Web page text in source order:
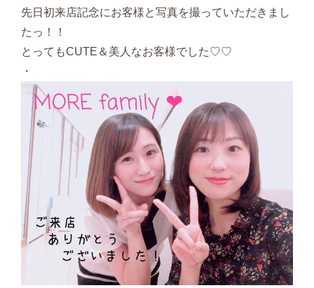
先日初来店記念にお客様と写真を撮っていただきまし
たっ！！
とってもCUTE＆美人なお客様でした♡♡
・